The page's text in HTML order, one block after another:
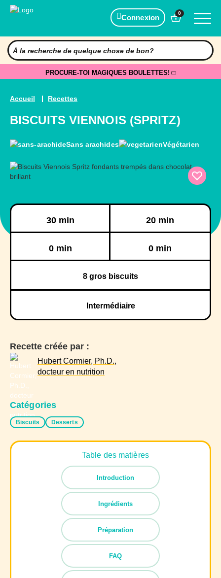
Connexion
0
PROCURE-TOI MAGIQUES BOULETTES!
Accueil Recettes
BISCUITS VIENNOIS (SPRITZ)
Sans arachides Végétarien
30 min 20 min
0 min 0 min
8 gros biscuits
Intermédiaire
Recette créée par :
Hubert Cormier, Ph.D.,
docteur en nutrition
Catégories
Biscuits Desserts
Table des matières
Introduction
Ingrédients
Préparation
FAQ